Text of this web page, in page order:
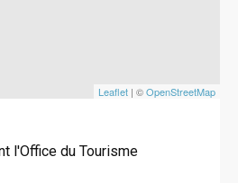
Leaflet | ©OpenStreetMap
l'Office du Tourisme